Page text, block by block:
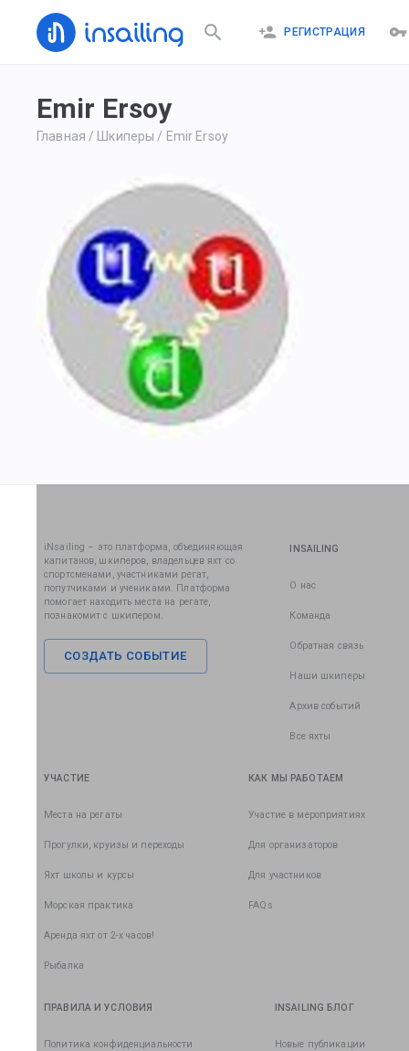
РЕГИСТРАЦИЯ
Emir Ersoy
Главная / Шкиперы / Emir Ersoy
iNsailing – это платформа, объединяющая
капитанов, шкиперов, владельцев яхт со
спортсменами, участниками регат,
попутчиками и учениками. Платформа
помогает находить места на регате,
познакомит с шкипером.
СОЗДАТЬ СОБЫТИЕ
INSAILING
О нас
Команда
Обратная связь
Наши шкиперы
Архив событий
Все яхты
УЧАСТИЕ
Места на регаты
Прогулки, круизы и переходы
Яхт школы и курсы
Морская практика
Аренда яхт от 2-х часов!
Рыбалка
КАК МЫ РАБОТАЕМ
Участие в мероприятиях
Для организаторов
Для участников
FAQs
ПРАВИЛА И УСЛОВИЯ
Политика конфиденциальности
INSAILING БЛОГ
Новые публикации